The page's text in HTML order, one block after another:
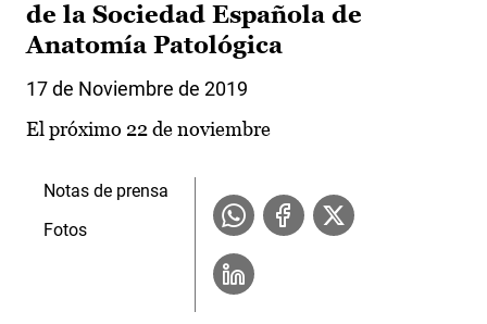
de la Sociedad Española de
Anatomía Patológica
17 de Noviembre de 2019
El próximo 22 de noviembre
Notas de prensa
Fotos